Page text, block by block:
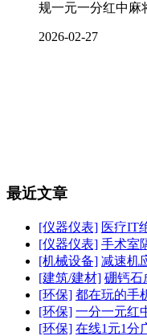
规一元一分红中麻
2026-02-27
最近文章
[仪器仪表] 医疗IT
[仪器仪表] 手术室
[机械设备] 减速机
[建筑/建材] 硼钙石
[环保] 都在玩的手
[环保] 一分一元红
[环保] 在线1元1分